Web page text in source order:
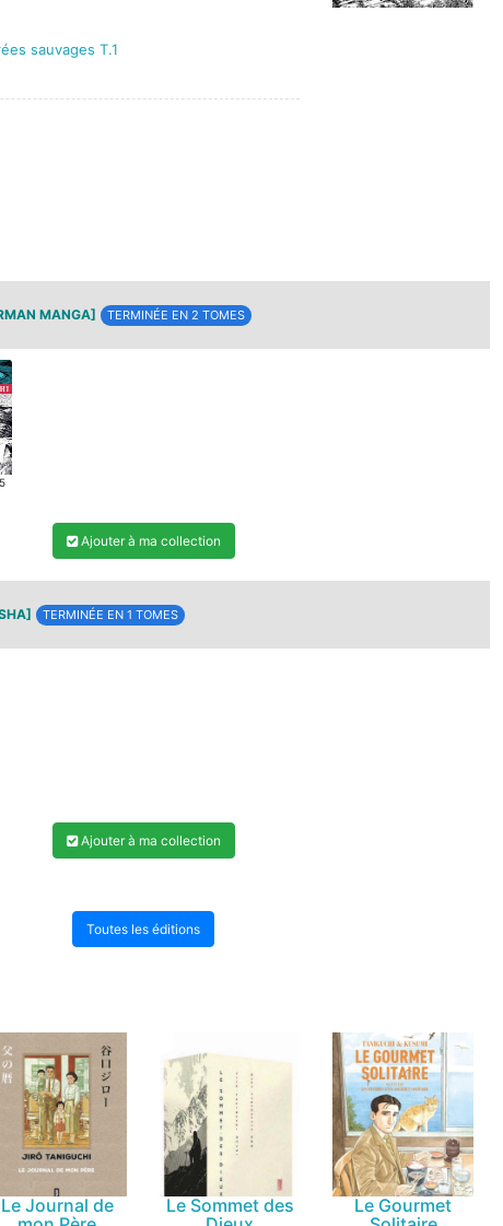
sauvages T.1
MANGA] TERMINÉE EN 2 TOMES
Ajouter à ma collection
TERMINÉE EN 1 TOMES
Ajouter à ma collection
Toutes les éditions
Le Journal de
Le Sommet des
Le Gourmet